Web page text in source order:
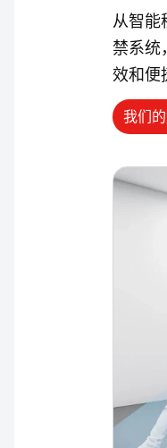
从智能
禁系统
效和便
我们